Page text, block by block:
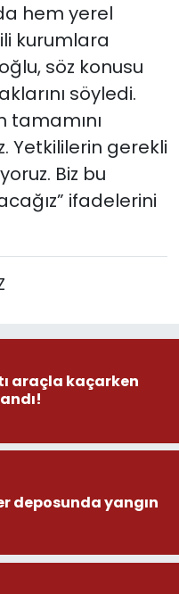
hem yerel
kurumlara
söz konusu
söyledi.
tamamını
Yetkililerin gerekli
Biz bu
ifadelerini
araçla kaçarken
deposunda yangın